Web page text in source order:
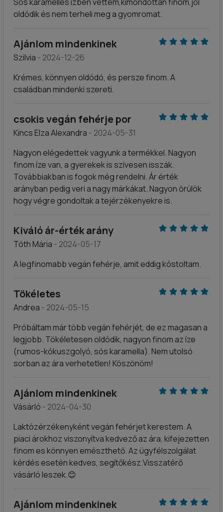
oldódik és nem terheli meg a gyomromat.
Ajánlom mindenkinek
Szilvia - 2024-12-26
Krémes, könnyen oldódó, és persze finom. A
családban mindenki szereti.
csokis vegán fehérje por
Kincs Elza Alexandra - 2024-05-31
Nagyon elégedettek vagyunk a termékkel. Nagyon
finom íze van, a gyerekek is szívesen isszák.
Továbbiakban is fogok még rendelni. Ár érték
arányban pedig veri a nagy márkákat. Nagyon örülök
hogy végre gondoltak a tejérzékenyekre is.
Kiváló ár-érték arány
Tóth Mária - 2024-05-17
A legfinomabb vegán fehérje, amit eddig kóstoltam.
Tökéletes
Andrea - 2024-05-15
Próbáltam már több vegán fehérjét, de ez magasan a
legjobb. Tökéletesen oldódik, nagyon finom az íze
(rumos-kókuszgolyó, sós karamella). Nem utolsó
sorban az ára verhetetlen! Köszönöm!
Ajánlom mindenkinek
Vásárló - 2024-04-30
Laktózérzékenyként vegán fehérjet kerestem. A
piaci árokhoz viszonyítva kedvező az ára, kifejezetten
finom es könnyen emészthető. Az ügyfélszolgálat
kérdés esetén kedves, segítőkész.Visszatérő
vásárló leszek.😊
Ajánlom mindenkinek